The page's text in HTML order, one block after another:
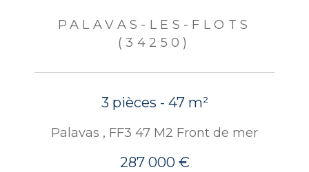
PALAVAS-LES-FLOTS
(34250)
3 pièces - 47 m²
Palavas , FF3 47 M2 Front de mer
287 000 €